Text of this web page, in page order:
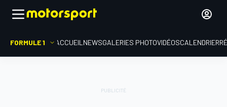
FORMULE 1 ACCUEIL NEWSGALERIES PHOTOVIDÉOSCALENDRIER